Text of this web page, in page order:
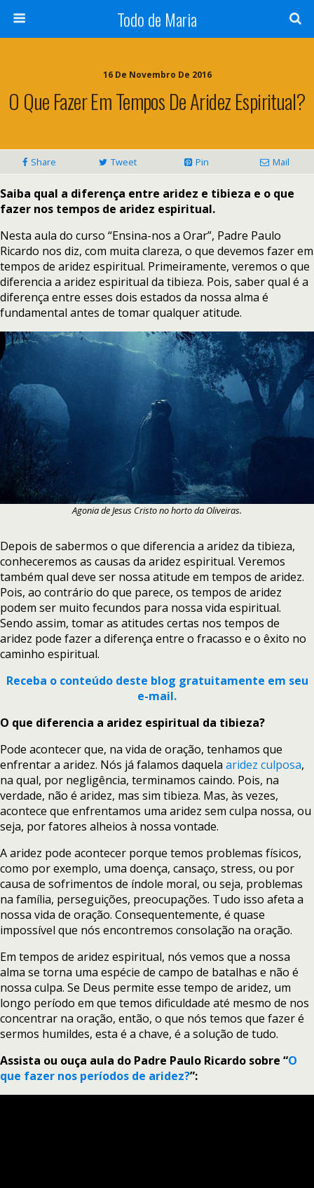
Todo de Maria
16 De Novembro De 2016
O Que Fazer Em Tempos De Aridez Espiritual?
Share Tweet Pin Mail
Saiba qual a diferença entre aridez e tibieza e o que
fazer nos tempos de aridez espiritual.
Nesta aula do curso “Ensina-nos a Orar”, Padre Paulo
Ricardo nos diz, com muita clareza, o que devemos fazer em
tempos de aridez espiritual. Primeiramente, veremos o que
diferencia a aridez espiritual da tibieza. Pois, saber qual é a
diferença entre esses dois estados da nossa alma é
fundamental antes de tomar qualquer atitude.
Agonia de Jesus Cristo no horto da Oliveiras.
Depois de sabermos o que diferencia a aridez da tibieza,
conheceremos as causas da aridez espiritual. Veremos
também qual deve ser nossa atitude em tempos de aridez.
Pois, ao contrário do que parece, os tempos de aridez
podem ser muito fecundos para nossa vida espiritual.
Sendo assim, tomar as atitudes certas nos tempos de
aridez pode fazer a diferença entre o fracasso e o êxito no
caminho espiritual.
Receba o conteúdo deste blog gratuitamente em seu
e-mail.
O que diferencia a aridez espiritual da tibieza?
Pode acontecer que, na vida de oração, tenhamos que
enfrentar a aridez. Nós já falamos daquela aridez culposa,
na qual, por negligência, terminamos caindo. Pois, na
verdade, não é aridez, mas sim tibieza. Mas, às vezes,
acontece que enfrentamos uma aridez sem culpa nossa, ou
seja, por fatores alheios à nossa vontade.
A aridez pode acontecer porque temos problemas físicos,
como por exemplo, uma doença, cansaço, stress, ou por
causa de sofrimentos de índole moral, ou seja, problemas
na família, perseguições, preocupações. Tudo isso afeta a
nossa vida de oração. Consequentemente, é quase
impossível que nós encontremos consolação na oração.
Em tempos de aridez espiritual, nós vemos que a nossa
alma se torna uma espécie de campo de batalhas e não é
nossa culpa. Se Deus permite esse tempo de aridez, um
longo período em que temos dificuldade até mesmo de nos
concentrar na oração, então, o que nós temos que fazer é
sermos humildes, esta é a chave, é a solução de tudo.
Assista ou ouça aula do Padre Paulo Ricardo sobre “O
que fazer nos períodos de aridez?”: